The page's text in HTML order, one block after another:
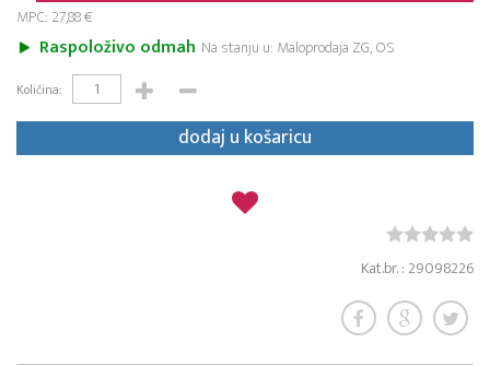
MPC: 27,88 €
Raspoloživo odmah Na stanju u: Maloprodaja ZG, OS
Količina:
dodaj u košaricu
Kat.br. : 29098226